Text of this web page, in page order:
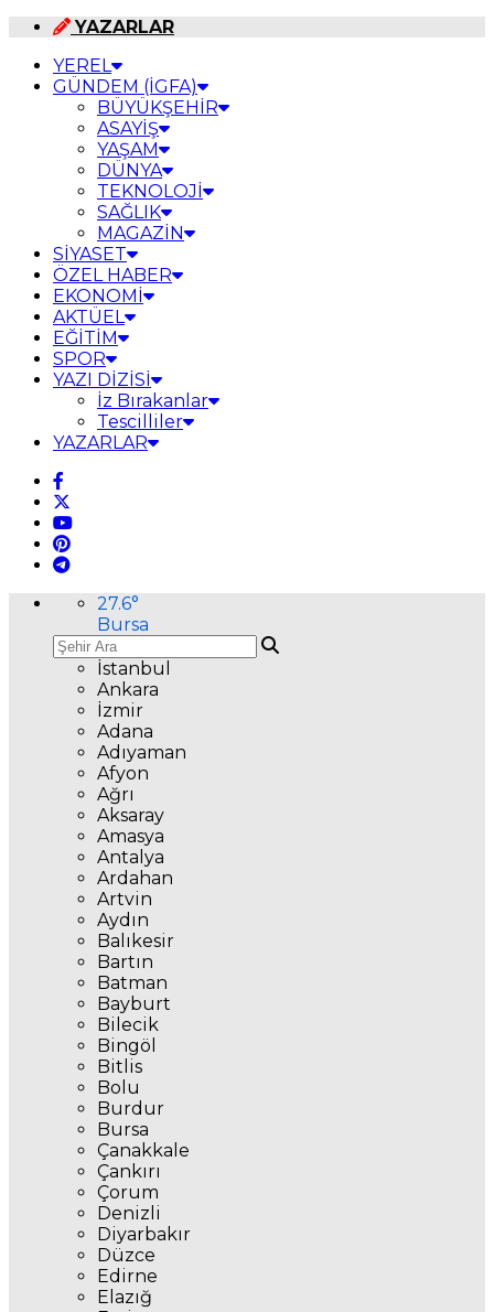
YAZARLAR
YEREL
GÜNDEM (İGFA)
BÜYÜKŞEHİR
ASAYİŞ
YAŞAM
DÜNYA
TEKNOLOJİ
SAĞLIK
MAGAZİN
SİYASET
ÖZEL HABER
EKONOMİ
AKTÜEL
EĞİTİM
SPOR
YAZI DİZİSİ
İz Bırakanlar
Tescilliler
YAZARLAR
27.6°
Bursa
İstanbul
Ankara
İzmir
Adana
Adıyaman
Afyon
Ağrı
Aksaray
Amasya
Antalya
Ardahan
Artvin
Aydın
Balıkesir
Bartın
Batman
Bayburt
Bilecik
Bingöl
Bitlis
Bolu
Burdur
Bursa
Çanakkale
Çankırı
Çorum
Denizli
Diyarbakır
Düzce
Edirne
Elazığ